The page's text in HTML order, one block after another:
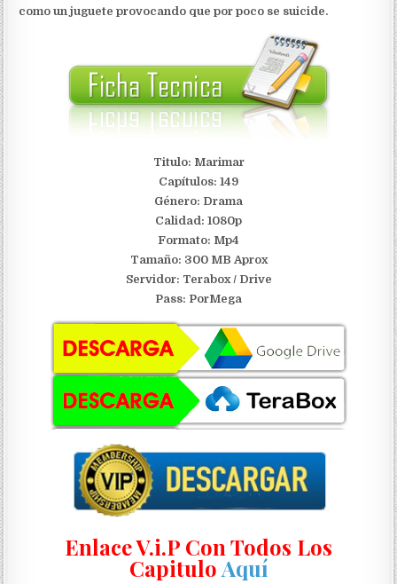
como un juguete provocando que por poco se suicide.
Titulo: Marimar
Capítulos: 149
Género: Drama
Calidad: 1080p
Formato: Mp4
Tamaño: 300 MB Aprox
Servidor: Terabox / Drive
Pass: PorMega
Enlace V.i.P Con Todos Los
CapituloAquí